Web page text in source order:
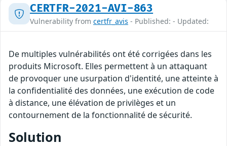
CERTFR-2021-AVI-863
Vulnerability from certfr_avis - Published: - Updated:
De multiples vulnérabilités ont été corrigées dans les
produits Microsoft. Elles permettent à un attaquant
de provoquer une usurpation d'identité, une atteinte à
la confidentialité des données, une exécution de code
à distance, une élévation de privilèges et un
contournement de la fonctionnalité de sécurité.
Solution